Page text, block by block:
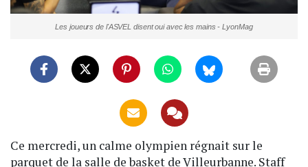
Les joueurs de l'ASVEL disent oui avec les mains - LyonMag
Ce mercredi, un calme olympien régnait sur le
parquet de la salle de basket de Villeurbanne. Staff